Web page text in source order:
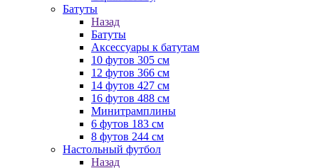
Батуты
Назад
Батуты
Аксессуары к батутам
10 футов 305 см
12 футов 366 см
14 футов 427 см
16 футов 488 см
Минитрамплины
6 футов 183 см
8 футов 244 см
Настольный футбол
Назад